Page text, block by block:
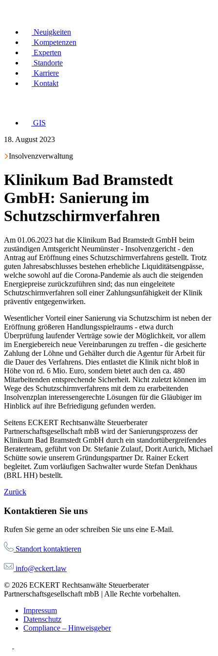
Neuigkeiten
Kompetenzen
Experten
Standorte
Karriere
Kontakt
GIS
18. August 2023
Insolvenzverwaltung
Klinikum Bad Bramstedt
GmbH: Sanierung im
Schutzschirmverfahren
Am 01.06.2023 hat die Klinikum Bad Bramstedt GmbH beim
zuständigen Amtsgericht Neumünster - Insolvenzgericht - den
Antrag auf Eröffnung eines Schutzschirmverfahrens gestellt. Trotz
guten Jahresabschlusses bestehen erhebliche Liquiditätsengpässe,
welche sowohl auf die Corona-Pandemie als auch die steigenden
Energiepreise zurückzuführen sind; das nun eingeleitete
Schutzschirmverfahren soll einer Zahlungsunfähigkeit der Klinik
präventiv entgegenwirken.
Wesentlicher Vorteil einer Sanierung via Schutzschirm ist neben der
Eröffnung größeren Handlungsspielraums - etwa durch
Überprüfung laufender Verträge sowie der Möglichkeit, vor allem
im Energiebereich neue Vereinbarungen zu treffen - die gesicherte
Zahlung der Löhne und Gehälter durch die Agentur für Arbeit für
die Dauer des Verfahrens. Dies entlastet die Klinik nicht bloß in
Höhe von rd. 6 Mio. Euro, sondern bietet auch den ca. 480
Mitarbeitenden entsprechende Sicherheit. Nicht zuletzt können im
Wege des Schutzschirmverfahrens mit dem zu erarbeitenden
Insolvenzplan interessengerechte Lösungen für die Gläubiger im
Hinblick auf ihre Befriedigung gefunden werden.
Seitens ECKERT Rechtsanwälte Steuerberater
Partnerschaftsgesellschaft mbB wird der Sanierungsprozess der
Klinikum Bad Bramstedt GmbH durch ein standortübergreifendes
Beraterteam, geführt von Dr. Stefanie Zulauf, Dorit Aurich, Michael
Schütte sowie unserem Gründungspartner Dr. Rainer Eckert
begleitet. Zum vorläufigen Sachwalter wurde Stefan Denkhaus
(BRL HH) bestellt.
Zurück
Kontaktieren Sie uns
Rufen Sie gerne an oder schreiben Sie uns eine E-Mail.
Standort kontaktieren
info@eckert.law
© 2026 ECKERT Rechtsanwälte Steuerberater
Partnerschaftsgesellschaft mbB | Alle Rechte vorbehalten.
Impressum
Datenschutz
Compliance – Hinweisgeber